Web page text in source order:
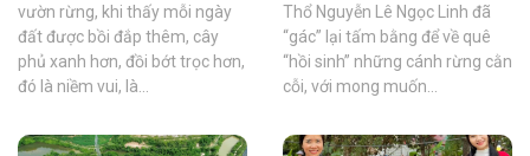
vườn rừng, khi thấy mỗi ngày
đất được bồi đắp thêm, cây
phủ xanh hơn, đồi bớt trọc hơn,
đó là niềm vui, là...
Thổ Nguyễn Lê Ngọc Linh đã
“gác” lại tấm bằng để về quê
“hồi sinh” những cánh rừng cằn
cỗi, với mong muốn...